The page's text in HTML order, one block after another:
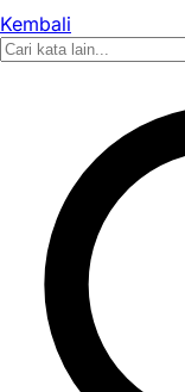
Kembali